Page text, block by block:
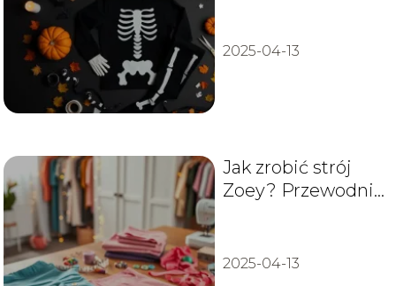
2025-04-13
Jak zrobić strój
Zoey? Przewodnik
2025-04-13